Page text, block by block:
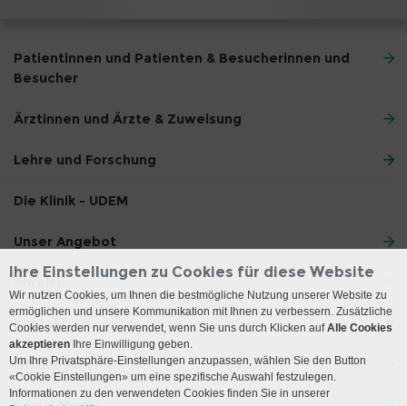
Patientinnen und Patienten & Besucherinnen und
Besucher
Ärztinnen und Ärzte & Zuweisung
Lehre und Forschung
Die Klinik - UDEM
Unser Angebot
Anreise
Kontakt
Öffnungszeiten
Ihre Einstellungen zu Cookies für diese Website
Wir nutzen Cookies, um Ihnen die bestmögliche Nutzung unserer Website zu
ermöglichen und unsere Kommunikation mit Ihnen zu verbessern. Zusätzliche
Cookies werden nur verwendet, wenn Sie uns durch Klicken aufAlle Cookies
akzeptieren Ihre Einwilligung geben.
Um Ihre Privatsphäre-Einstellungen anzupassen, wählen Sie den Button
«Cookie Einstellungen» um eine spezifische Auswahl festzulegen.
Informationen zu den verwendeten Cookies finden Sie in unserer